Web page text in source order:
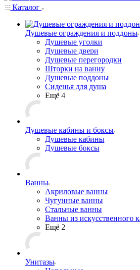
Каталог
Душевые ограждения и поддоны
Душевые уголки
Душевые двери
Душевые перегородки
Шторки на ванну
Душевые поддоны
Сиденья для душа
Ещё 4
Душевые кабины и боксы
Душевые кабины
Душевые боксы
Ванны
Акриловые ванны
Чугунные ванны
Стальные ванны
Ванны из искусственного
Ещё 2
Унитазы